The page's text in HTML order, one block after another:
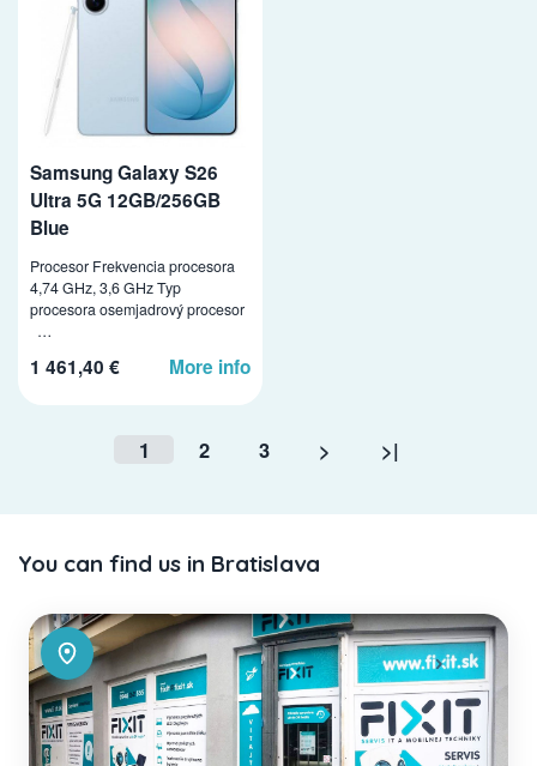
Samsung Galaxy S26
Ultra 5G 12GB/256GB
Blue
Procesor Frekvencia procesora
4,74 GHz, 3,6 GHz Typ
procesora osemjadrový procesor
…
1 461,40 € More info
1 2 3 > >|
You can find us in Bratislava